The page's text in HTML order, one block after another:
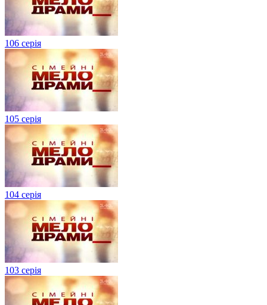
106 серія
105 серія
104 серія
103 серія